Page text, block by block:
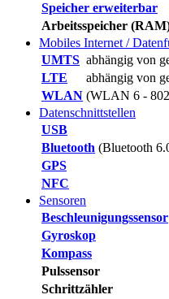
Speicher erweiterbar
Arbeitsspeicher
Mobiles Internet /
UMTS abhängig von
LTE
abhängig von
WLAN (WLAN 6 -
Datenschnittstellen
USB
Bluetooth (Bluetooth
GPS
NFC
Sensoren
Beschleunigungssensor
Gyroskop
Kompass
Pulssensor
Schrittzähler